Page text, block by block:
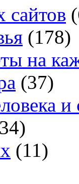
сайтов
(178)
на
(37)
(11)